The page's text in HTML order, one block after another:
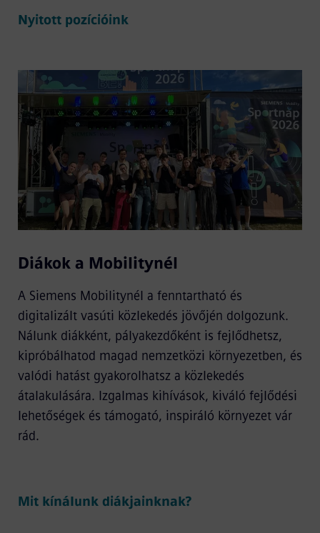
Nyitott pozícióink
Diákok a Mobilitynél
A Siemens Mobilitynél a fenntartható és
digitalizált vasúti közlekedés jövőjén dolgozunk.
Nálunk diákként, pályakezdőként is fejlődhetsz,
kipróbálhatod magad nemzetközi környezetben, és
valódi hatást gyakorolhatsz a közlekedés
átalakulására. Izgalmas kihívások, kiváló fejlődési
lehetőségek és támogató, inspiráló környezet vár
rád.
Mit kínálunk diákjainknak?